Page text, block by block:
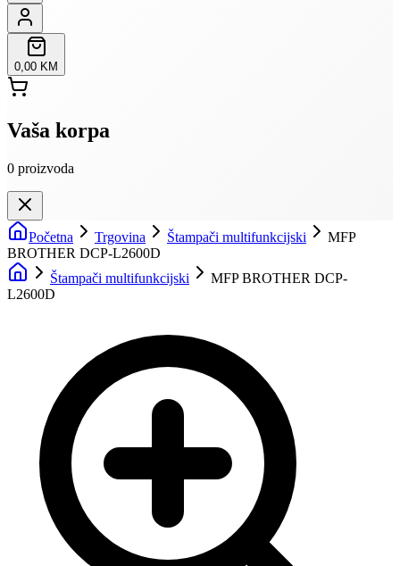
0,00 KM
Vaša korpa
0 proizvoda
Početna Trgovina Štampači multifunkcijski
MFP
BROTHER DCP-L2600D
Štampači multifunkcijski
MFP BROTHER DCP-
L2600D